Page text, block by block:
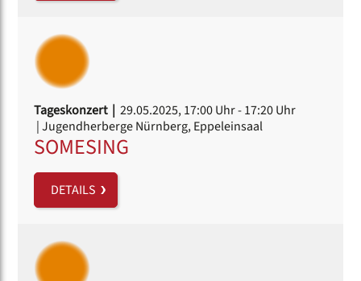
Tageskonzert | 29.05.2025, 17:00 Uhr- 17:20 Uhr
| Jugendherberge Nürnberg, Eppeleinsaal
SOMESING
DETAILS